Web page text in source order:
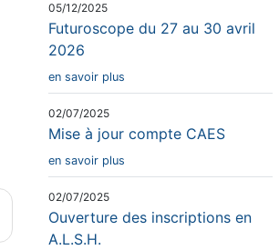
05/12/2025
Futuroscope du 27 au 30 avril
2026
en savoir plus
02/07/2025
Mise à jour compte CAES
en savoir plus
02/07/2025
Ouverture des inscriptions en
A.L.S.H.